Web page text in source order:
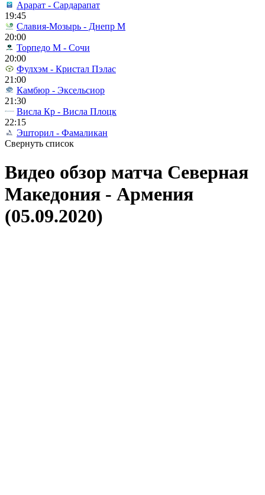
Арарат - Сардарапат
19:45
Славия-Мозырь - Днепр М
20:00
Торпедо М - Сочи
20:00
Фулхэм - Кристал Пэлас
21:00
Камбюр - Эксельсиор
21:30
Висла Кр - Висла Плоцк
22:15
Эшторил - Фамаликан
Свернуть список
Видео обзор матча Северная
Македония - Армения
(05.09.2020)